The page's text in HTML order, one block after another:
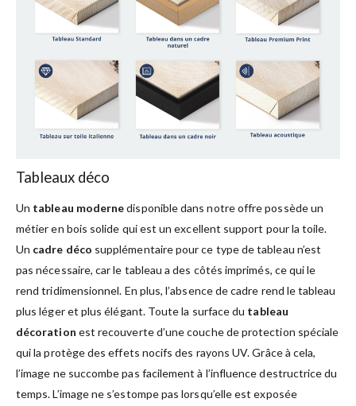
Tableaux déco
Un tableau modernedisponible dans notre offre possède un
métier en bois solide qui est un excellent support pour la toile.
Un cadre déco supplémentaire pour ce type de tableau n’est
pas nécessaire, car le tableau a des côtés imprimés, ce qui le
rend tridimensionnel. En plus, l’absence de cadre rend le tableau
plus léger et plus élégant. Toute la surface du tableau
décoration est recouverte d’une couche de protection spéciale
qui la protège des effets nocifs des rayons UV. Grâce à cela,
l’image ne succombe pas facilement à l’influence destructrice du
temps. L’image ne s’estompe pas lorsqu’elle est exposée